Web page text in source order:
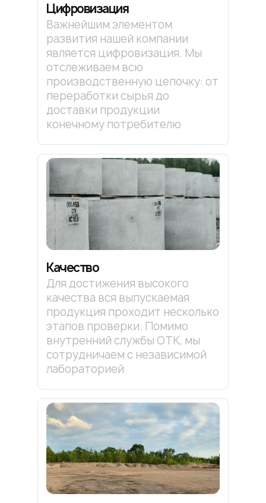
Цифровизация
Важнейшим элементом
развития нашей компании
является цифровизация. Мы
отслеживаем всю
производственную цепочку: от
переработки сырья до
доставки продукции
конечному потребителю
Качество
Для достижения высокого
качества вся выпускаемая
продукция проходит несколько
этапов проверки. Помимо
внутренний службы ОТК, мы
сотрудничаем с независимой
лабораторией